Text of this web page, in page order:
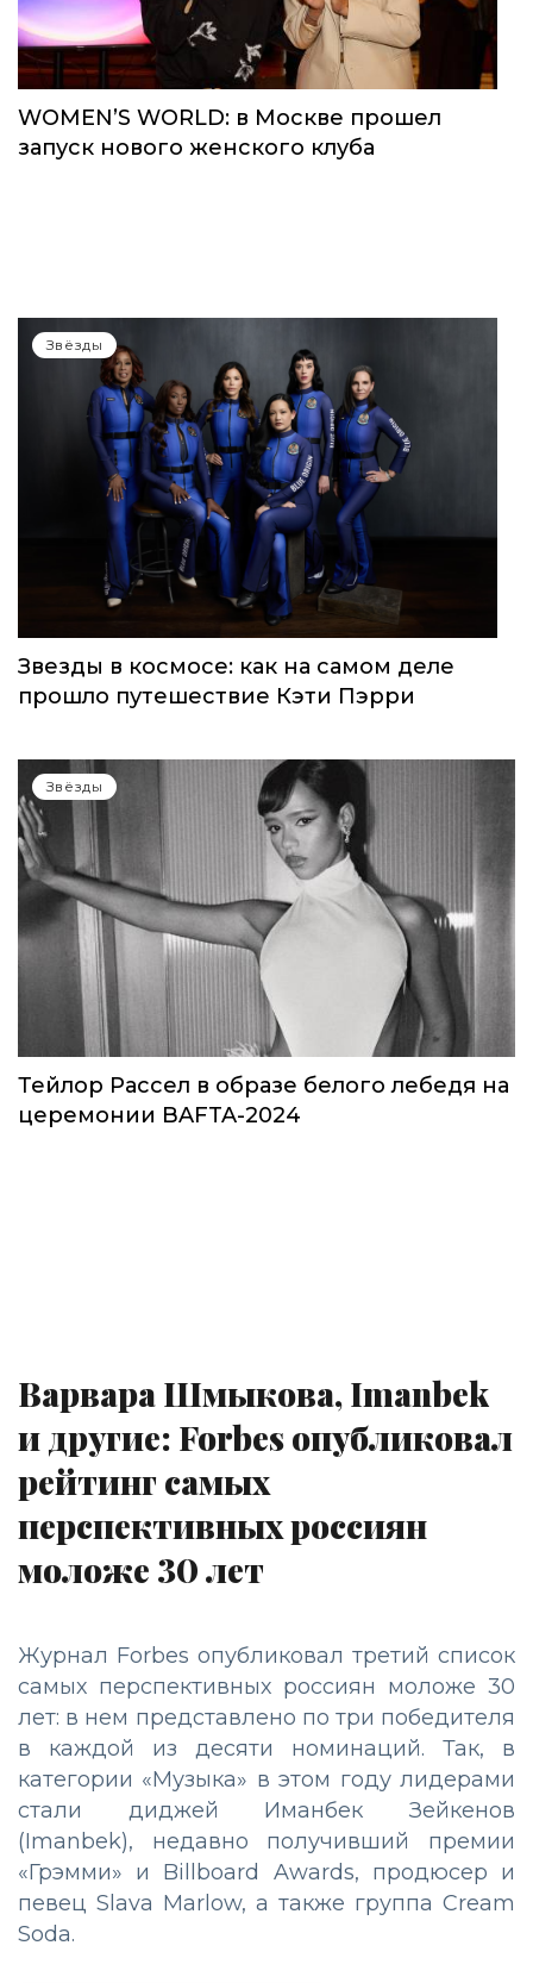
WOMEN’S WORLD: в Москве прошел
запуск нового женского клуба
Звёзды
Звезды в космосе: как на самом деле
прошло путешествие Кэти Пэрри
Звёзды
Тейлор Рассел в образе белого лебедя на
церемонии BAFTA-2024
Варвара Шмыкова, Imanbek
и другие: Forbes опубликовал
рейтинг самых
перспективных россиян
моложе 30 лет
Журнал Forbes опубликовал третий список
самых перспективных россиян моложе 30
лет: в нем представлено по три победителя
в каждой из десяти номинаций. Так, в
категории «Музыка» в этом году лидерами
стали диджей Иманбек Зейкенов
(Imanbek), недавно получивший премии
«Грэмми» и Billboard Awards, продюсер и
певец Slava Marlow, а также группа Cream
Soda.